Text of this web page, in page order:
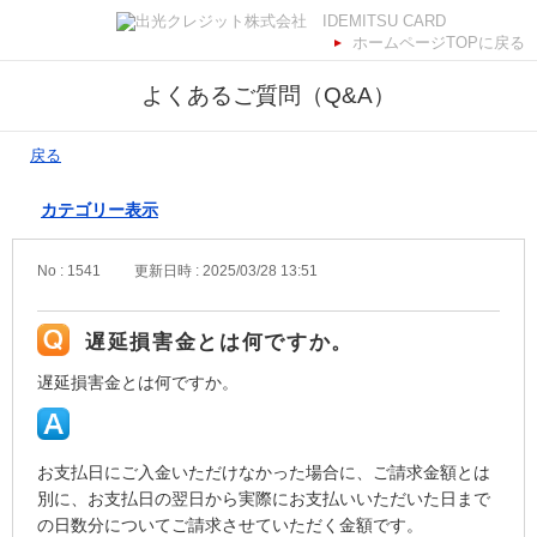
ホームページTOPに戻る
よくあるご質問（Q&A）
戻る
カテゴリー表示
No : 1541 更新日時 : 2025/03/28 13:51
遅延損害金とは何ですか。
遅延損害金とは何ですか。
お支払日にご入金いただけなかった場合に、ご請求金額とは
別に、お支払日の翌日から実際にお支払いいただいた日まで
の日数分についてご請求させていただく金額です。